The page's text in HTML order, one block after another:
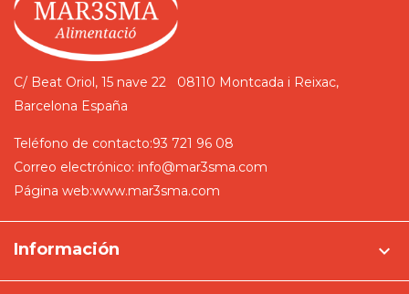
C/ Beat Oriol, 15 nave 22
08110 Montcada i Reixac,
Barcelona España
Teléfono de contacto:93 721 96 08
Correo electrónico: info@mar3sma.com
Página web:www.mar3sma.com
Información 